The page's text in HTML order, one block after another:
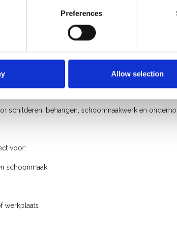
Preferences
Allow selection
kamersteiger Eco-Line?
te verplaatsen en op te bouwen.
elke deuropening, ideaal voor binnengebruik.
constructie en antislip platform.
keuze van Alumexx voor particulier gebruik.
schilderen, behangen, schoonmaakwerk en
voor:
schoonmaak
werkplaats